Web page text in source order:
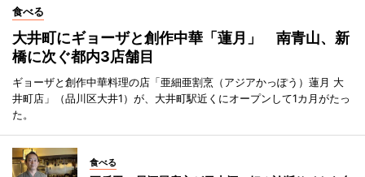
食べる
大井町にギョーザと創作中華「蓮月」 南青山、新
橋に次ぐ都内3店舗目
ギョーザと創作中華料理の店「亜細亜割烹（アジアかっぽう）蓮月 大
井町店」（品川区大井1）が、大井町駅近くにオープンして1カ月がたっ
た。
食べる